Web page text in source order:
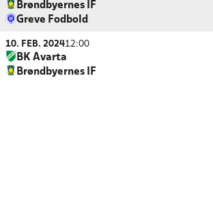
Brøndbyernes IF
Greve Fodbold
10. FEB. 202412:00
BK Avarta
Brøndbyernes IF